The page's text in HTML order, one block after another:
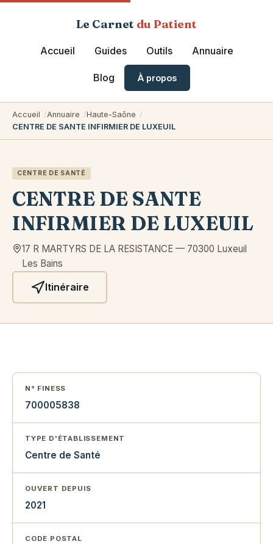
Le Carnet du Patient
Accueil Guides Outils Annuaire
Blog À propos
Accueil Annuaire
Haute-Saône
CENTRE DE SANTE INFIRMIER DE LUXEUIL
CENTRE DE SANTÉ
CENTRE DE SANTE
INFIRMIER DE LUXEUIL
17 R MARTYRS DE LA RESISTANCE — 70300 Luxeuil
Les Bains
Itinéraire
N° FINESS
700005838
TYPE D'ÉTABLISSEMENT
Centre de Santé
OUVERT DEPUIS
2021
CODE POSTAL